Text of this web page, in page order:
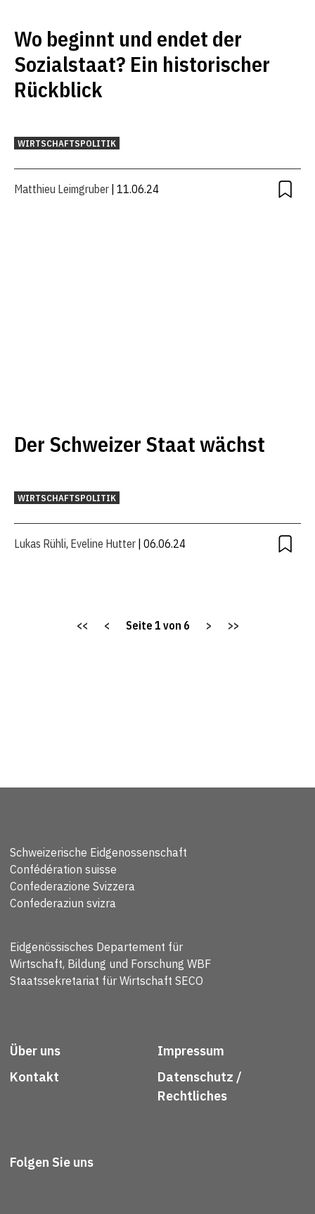
Wo beginnt und endet der
Sozialstaat? Ein historischer
Rückblick
WIRTSCHAFTSPOLITIK
Matthieu Leimgruber | 11.06.24
Der Schweizer Staat wächst
WIRTSCHAFTSPOLITIK
Lukas Rühli, Eveline Hutter | 06.06.24
<< < Seite 1 von 6 > >>
Schweizerische Eidgenossenschaft
Confédération suisse
Confederazione Svizzera
Confederaziun svizra
Eidgenössisches Departement für
Wirtschaft, Bildung und Forschung WBF
Staatssekretariat für Wirtschaft SECO
Über uns
Kontakt
Impressum
Datenschutz /
Rechtliches
Folgen Sie uns